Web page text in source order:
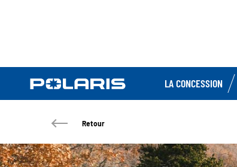
LA CONCESSION
Retour